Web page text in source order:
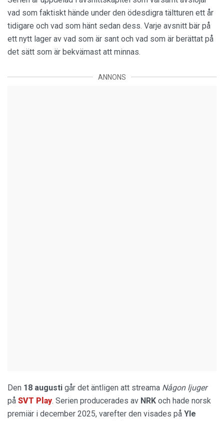
vad som faktiskt hände under den ödesdigra tältturen ett år
tidigare och vad som hänt sedan dess. Varje avsnitt bär på
ett nytt lager av vad som är sant och vad som är berättat på
det sätt som är bekvämast att minnas.
ANNONS
Den 18 augusti går det äntligen att streama Någon ljuger
på SVT Play. Serien producerades av NRK och hade norsk
premiär i december 2025, varefter den visades på Yle